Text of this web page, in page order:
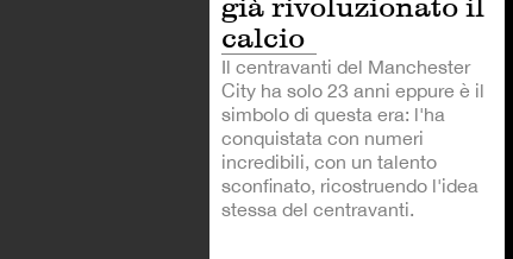
calcio
Il centravanti del Manchester
City ha solo 23 anni eppure è il
simbolo di questa era: l'ha
conquistata con numeri
incredibili, con un talento
sconfinato, ricostruendo l'idea
stessa del centravanti.